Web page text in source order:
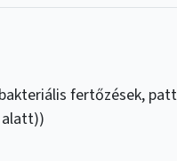
fertőzések,
alatt))